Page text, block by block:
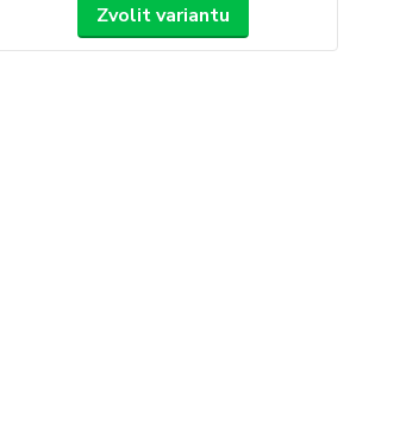
Zvolit variantu